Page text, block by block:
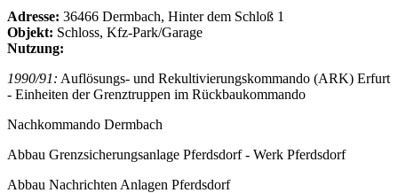
Adresse: 36466 Dermbach, Hinter dem Schloß 1
Objekt: Schloss, Kfz-Park/Garage
Nutzung:
1990/91: Auflösungs- und Rekultivierungskommando (ARK) Erfurt
- Einheiten der Grenztruppen im Rückbaukommando
Nachkommando Dermbach
Abbau Grenzsicherungsanlage Pferdsdorf - Werk Pferdsdorf
Abbau Nachrichten Anlagen Pferdsdorf